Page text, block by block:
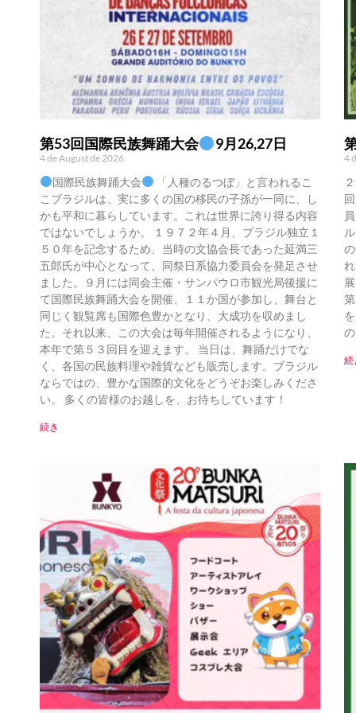
第53回国際民族舞踊大会 9月26,27日
4 de August de 2026
国際民族舞踊大会
「人種のるつぼ」と言われるこ
こブラジルは、実に多くの国の移民の子孫が一同に、し
かも平和に暮らしています。これは世界に誇り得る内容
ではないでしょうか。 １９７２年４月、ブラジル独立１
５０年を記念するため、当時の文協会長であった延満三
五郎氏が中心となって、同祭日系協力委員会を発足させ
ました。９月には同会主催・サンパウロ市観光局後援に
て国際民族舞踊大会を開催、１１か国が参加し、舞台と
同じく観覧席も国際色豊かとなり、大成功を収めまし
た。それ以来、この大会は毎年開催されるようになり、
本年で第５３回目を迎えます。 当日は、舞踊だけでな
く、各国の民族料理や雑貨なども販売します。ブラジル
ならではの、豊かな国際的文化をどうぞお楽しみくださ
い。 多くの皆様のお越しを、お待ちしています！
続き
4
続